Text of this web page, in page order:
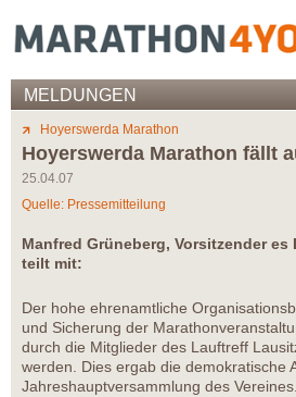
MELDUNGEN
Hoyerswerda Marathon
Hoyerswerda Marathon fällt
25.04.07
Quelle: Pressemitteilung
Manfred Grüneberg, Vorsitzender es
teilt mit:
Der hohe ehrenamtliche
und Sicherung der
durch die Mitglieder des Lauftreff
werden. Dies ergab die demokratische
Jahreshauptversammlung des Vereines.